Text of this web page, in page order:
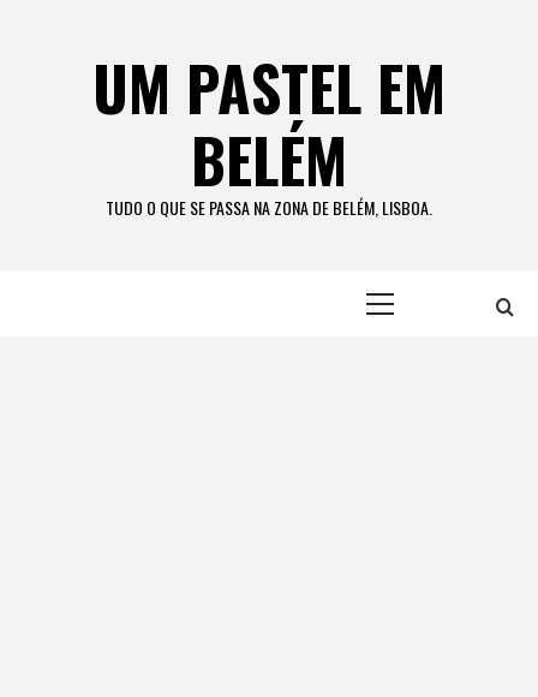
UM PASTEL EM
BELÉM
TUDO O QUE SE PASSA NA ZONA DE BELÉM, LISBOA.